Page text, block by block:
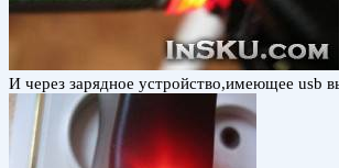
И через зарядное устройство,имеющее usb